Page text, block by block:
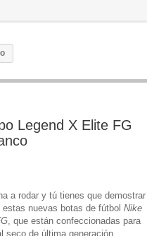
Legend X Elite FG
a rodar y tú tienes que demostrar
nuevas botas de fútbol Nike
, que están confeccionadas para
seco de última generación.